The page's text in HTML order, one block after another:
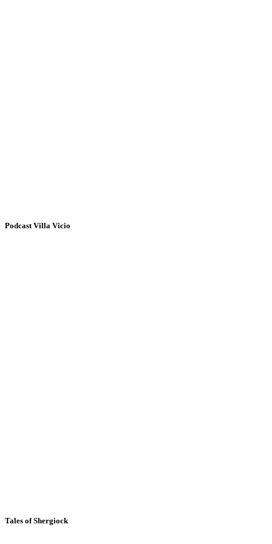
Podcast Villa Vicio
Tales of Shergiock